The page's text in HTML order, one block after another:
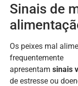
Sinais de
Os peixes mal
frequentemente
apresentam sinais
de estresse ou